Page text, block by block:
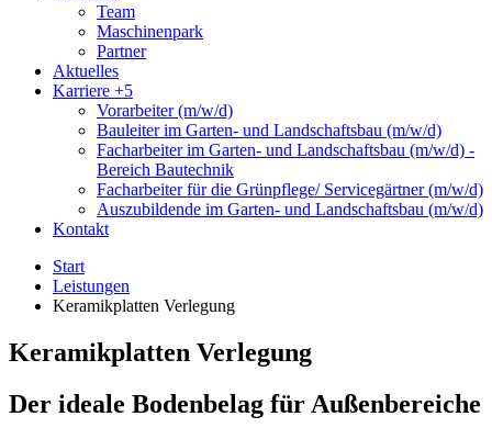
Team
Maschinenpark
Partner
Aktuelles
Karriere +5
Vorarbeiter (m/w/d)
Bauleiter im Garten- und Landschaftsbau (m/w/d)
Facharbeiter im Garten- und Landschaftsbau (m/w/d) -
Bereich Bautechnik
Facharbeiter für die Grünpflege/ Servicegärtner (m/w/d)
Auszubildende im Garten- und Landschaftsbau (m/w/d)
Kontakt
Start
Leistungen
Keramikplatten Verlegung
Keramikplatten Verlegung
Der ideale Bodenbelag für Außenbereiche